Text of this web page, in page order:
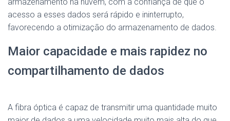
acesso a esses dados será rápido e ininterrupto,
favorecendo a otimização do armazenamento de dados.
Maior capacidade e mais rapidez no
compartilhamento de dados
A fibra óptica é capaz de transmitir uma quantidade muito